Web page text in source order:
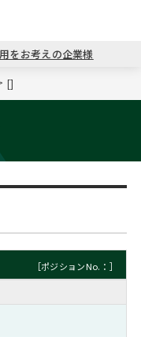
コンサ
キャリ
MBAの
おわり
日本か
パワー
をお考えの企業様
[]
［ポジションNo.：］